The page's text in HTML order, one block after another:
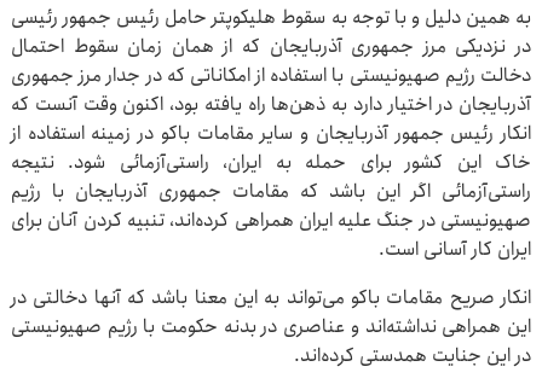
به همین دلیل و با توجه به سقوط هلیکوپتر حامل رئیس ‌جمهور رئیسی
در نزدیکی مرز جمهوری آذربایجان که از همان زمان سقوط احتمال
دخالت رژیم صهیونیستی با استفاده از امکاناتی که در جدار مرز جمهوری
آذربایجان در اختیار دارد به ذهن‌ها راه یافته بود، اکنون وقت آنست که
انکار رئیس ‌جمهور آذربایجان و سایر مقامات باکو در زمینه استفاده از
خاک این کشور برای حمله به ایران، راستی‌آزمائی شود. نتیجه
راستی‌آزمائی اگر این باشد که مقامات جمهوری آذربایجان با رژیم
صهیونیستی در جنگ علیه ایران همراهی کرده‌اند، تنبیه کردن آنان برای
ایران کار آسانی است.
انکار صریح مقامات باکو می‌تواند به این معنا باشد که آنها دخالتی در
این همراهی نداشته‌اند و عناصری در بدنه حکومت با رژیم صهیونیستی
در این جنایت همدستی کرده‌اند.